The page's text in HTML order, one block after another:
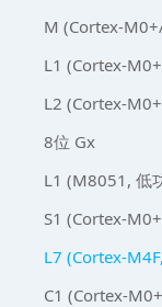
M (Cortex-
L1 (Cortex-
L2 (Cortex-
8位 Gx
L1 (M8051, 低
S1 (Cortex-
L7 (Cortex-
C1 (Cortex-